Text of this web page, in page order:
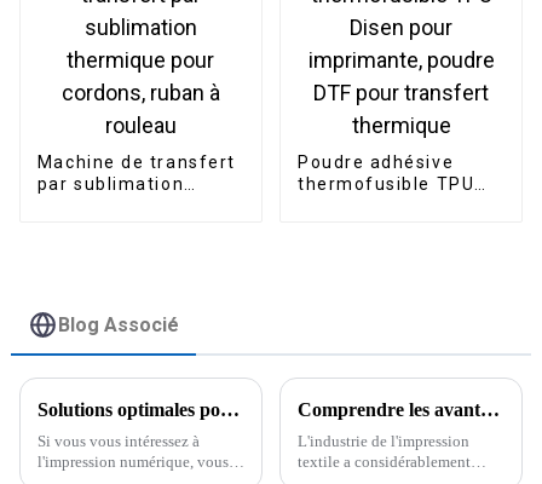
Machine de transfert
par sublimation
Poudre adhésive
thermofusible TPU
Blog Associé
Solutions optimales pour trouver l'imprimante à sublimation idéale pour votre entreprise
Si vous vous intéressez à
l'impression numérique, vous
Comprendre les avantages des imprimantes à sublimation thermique dans la fabrication moderne
L'industrie de l'impression
textile a considérablement